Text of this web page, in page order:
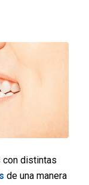
con distintas
de una manera